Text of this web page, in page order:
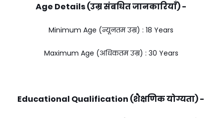
Age Details (उम्र संबधित जानकारियाँ) -
Minimum Age (न्यूनतम उम्र) : 18 Years
Maximum Age (अधिकतम उम्र) : 30 Years
Educational Qualification (शैक्षणिक योग्यता) -